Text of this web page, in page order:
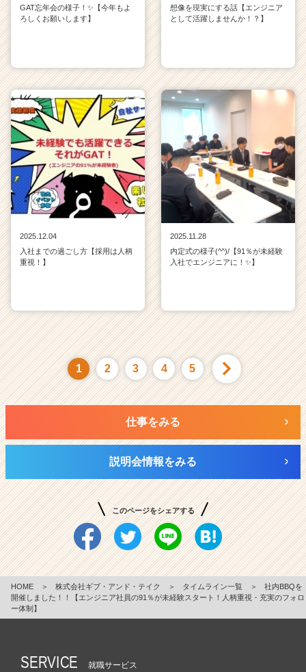
GAT忘年会の様子！✨【今年もよ
ろしくお願いします】
想像を現実にする話【エンジニア
として活躍しませんか！？】
2025.12.04
入社までの過ごし方【採用は人柄
重視！】
2025.11.28
内定式の様子(^^)/【91％が未経験
入社でエンジニアに！✨】
1 2 3 4 5
仕事をみる
説明会情報をみる
このページをシェアする
HOME ＞ 株式会社ギブ・アンド・テイク ＞ タイムライン一覧 ＞
社内BBQを
開催しました！！【エンジニア社員の91％が未経験スタート！人柄重視・充実のフォロ
ー体制】
SERVICE 就職サービス